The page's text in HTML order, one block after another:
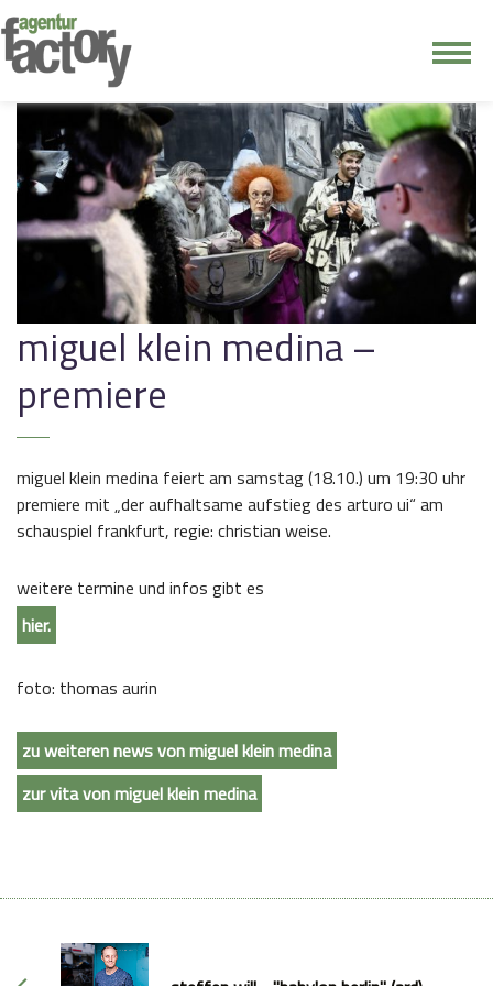
kontakt
miguel klein medina –
premiere
miguel klein medina feiert am samstag (18.10.) um 19:30 uhr
premiere mit „der aufhaltsame aufstieg des arturo ui“ am
schauspiel frankfurt, regie: christian weise.
weitere termine und infos gibt es
hier.
foto: thomas aurin
zu weiteren news von miguel klein medina
zur vita von miguel klein medina